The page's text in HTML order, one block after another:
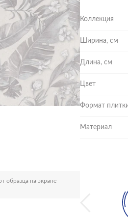
образца на экране
Коллекция
Ширина, см
Длина, см
Цвет
Формат
Материал